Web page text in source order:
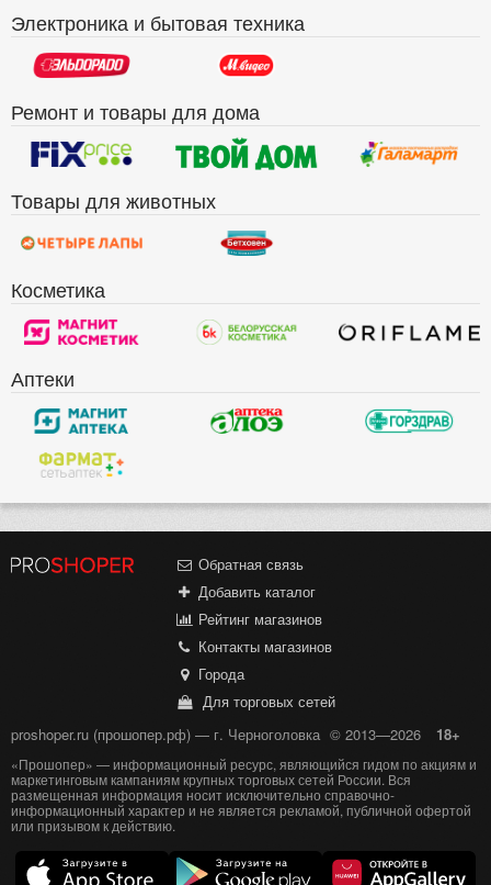
Электроника и бытовая техника
Ремонт и товары для дома
Товары для животных
Косметика
Аптеки
Обратная связь
Добавить каталог
Рейтинг магазинов
Контакты магазинов
Города
Для торговых сетей
proshoper.ru (прошопер.рф) — г. Черноголовка © 2013—2026 18+
«Прошопер» — информационный ресурс, являющийся гидом по акциям и
маркетинговым кампаниям крупных торговых сетей России. Вся
размещенная информация носит исключительно справочно-
информационный характер и не является рекламой, публичной офертой
или призывом к действию.